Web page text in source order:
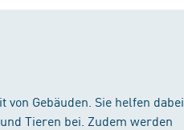
Gebäuden. Sie helfen dabei,
Tieren bei. Zudem werden